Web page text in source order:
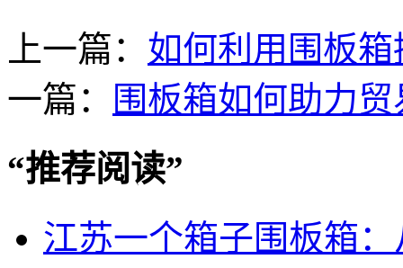
上一篇： 如何利用围板
一篇：
围板箱如何助力
“推荐阅读”
江苏一个箱子围板箱